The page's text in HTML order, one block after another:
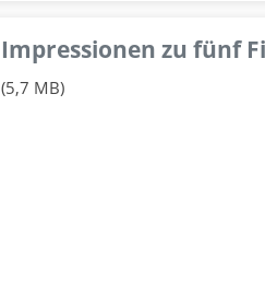
Impressionen zu fünf
(5,7 MB)